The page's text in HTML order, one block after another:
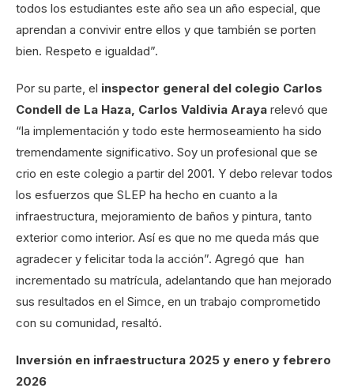
todos los estudiantes este año sea un año especial, que
aprendan a convivir entre ellos y que también se porten
bien. Respeto e igualdad”.
Por su parte, el inspector general del colegio Carlos
Condell de La Haza, Carlos Valdivia Araya relevó que
“la implementación y todo este hermoseamiento ha sido
tremendamente significativo. Soy un profesional que se
crio en este colegio a partir del 2001. Y debo relevar todos
los esfuerzos que SLEP ha hecho en cuanto a la
infraestructura, mejoramiento de baños y pintura, tanto
exterior como interior. Así es que no me queda más que
agradecer y felicitar toda la acción”. Agregó que han
incrementado su matrícula, adelantando que han mejorado
sus resultados en el Simce, en un trabajo comprometido
con su comunidad, resaltó.
Inversión en infraestructura 2025 y enero y febrero
2026